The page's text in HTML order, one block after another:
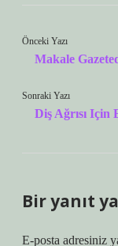
Önceki Yazı
Makale
Sonraki Yazı
Diş Ağrısı Için
Bir yanıt
E-posta adresiniz